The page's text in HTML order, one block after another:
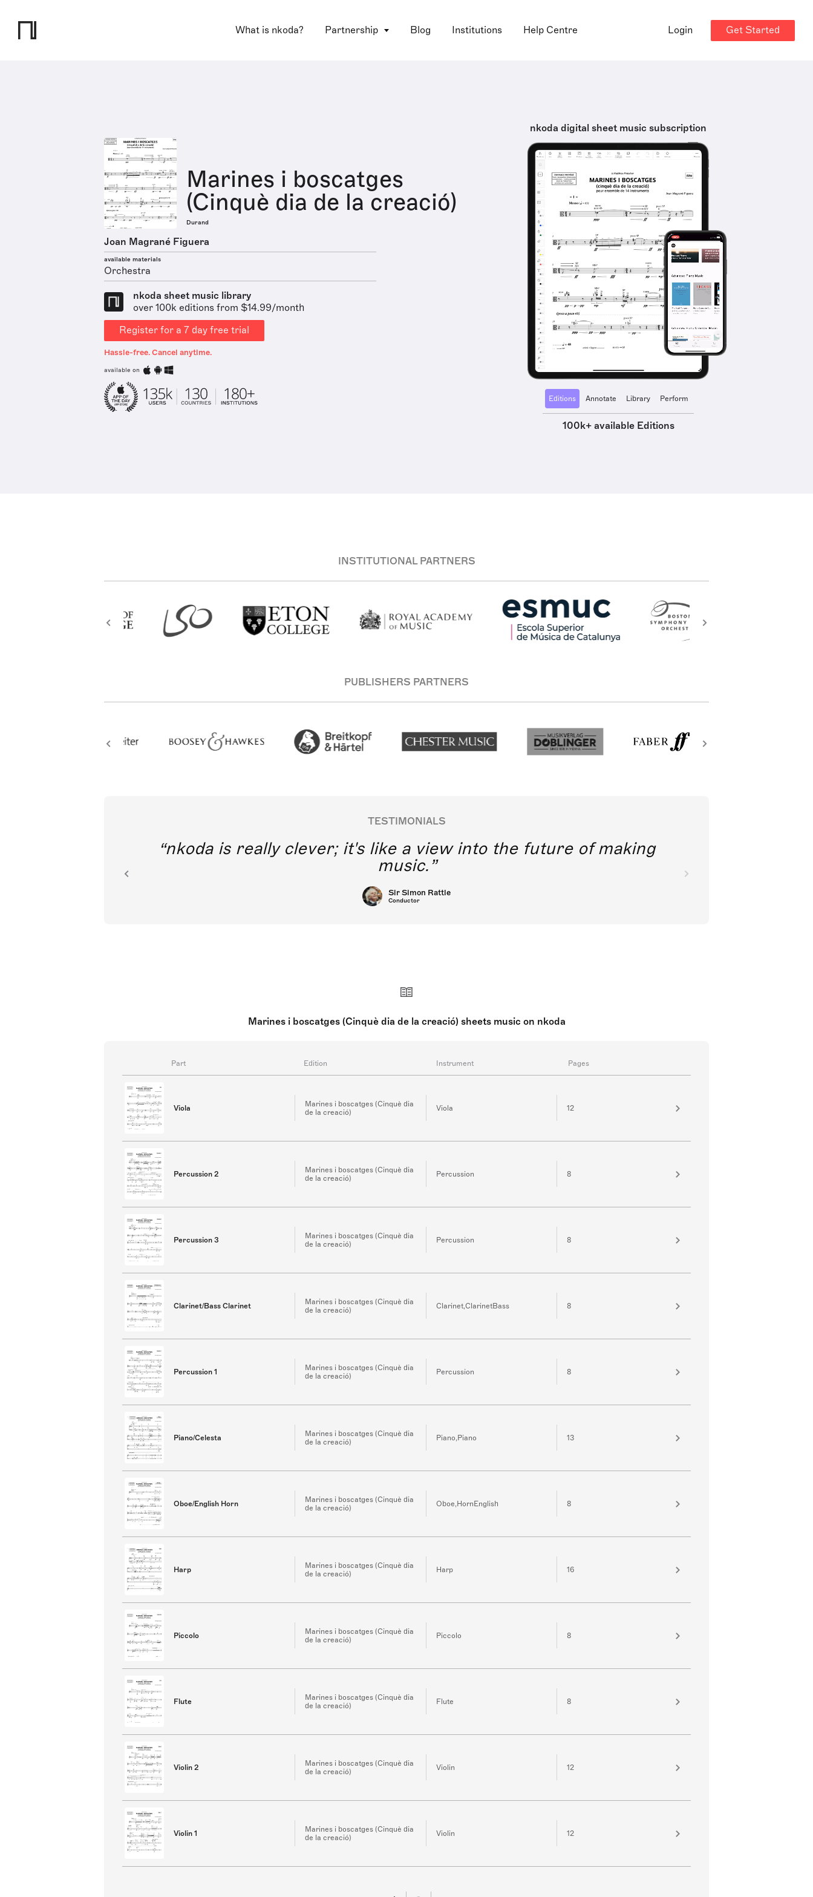
What is nkoda? Partnership Blog Institutions Help Centre Login Get Started
Marines i boscatges
(Cinquè dia de la creació)
Durand
Joan Magrané Figuera
available materials
Orchestra
nkoda sheet music library
over 100k editions from $14.99/month
Register for a 7 day free trial
Hassle-free. Cancel anytime.
available on
nkoda digital sheet music subscription
Editions Annotate Library Perform
100k+ available Editions
INSTITUTIONAL PARTNERS
PUBLISHERS PARTNERS
TESTIMONIALS
nkoda is really clever; it's like a view into the future of making
music.
Sir Simon Rattle
Conductor
Marines i boscatges (Cinquè dia de la creació) sheets music on nkoda
Part Edition Instrument Pages
Viola
Marines i boscatges (Cinquè dia
de la creació)
Viola 12
Percussion 2
Marines i boscatges (Cinquè dia
de la creació)
Percussion 8
Percussion 3
Marines i boscatges (Cinquè dia
de la creació)
Percussion 8
Clarinet/Bass Clarinet
Marines i boscatges (Cinquè dia
de la creació)
Clarinet,ClarinetBass 8
Percussion 1
Marines i boscatges (Cinquè dia
de la creació)
Percussion 8
Piano/Celesta
Marines i boscatges (Cinquè dia
de la creació)
Piano,Piano 13
Oboe/English Horn
Marines i boscatges (Cinquè dia
de la creació)
Oboe,HornEnglish 8
Harp
Marines i boscatges (Cinquè dia
de la creació)
Harp 16
Piccolo
Marines i boscatges (Cinquè dia
de la creació)
Piccolo 8
Flute
Marines i boscatges (Cinquè dia
de la creació)
Flute 8
Violin 2
Marines i boscatges (Cinquè dia
de la creació)
Violin 12
Violin 1
Marines i boscatges (Cinquè dia
de la creació)
Violin 12